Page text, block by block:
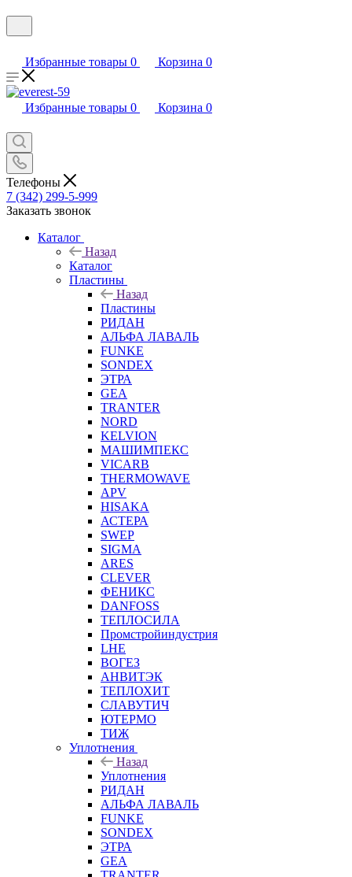
Избранные товары 0 Корзина 0
Избранные товары 0 Корзина 0
Телефоны
7 (342) 299-5-999
Заказать звонок
Каталог
Назад
Каталог
Пластины
Назад
Пластины
РИДАН
АЛЬФА ЛАВАЛЬ
FUNKE
SONDEX
ЭТРА
GEA
TRANTER
NORD
KELVION
МАШИМПЕКС
VICARB
THERMOWAVE
APV
HISAKA
АСТЕРА
SWEP
SIGMA
ARES
CLEVER
ФЕНИКС
DANFOSS
ТЕПЛОСИЛА
Промстройиндустрия
LHE
ВОГЕЗ
АНВИТЭК
ТЕПЛОХИТ
СЛАВУТИЧ
ЮТЕРМО
ТИЖ
Уплотнения
Назад
Уплотнения
РИДАН
АЛЬФА ЛАВАЛЬ
FUNKE
SONDEX
ЭТРА
GEA